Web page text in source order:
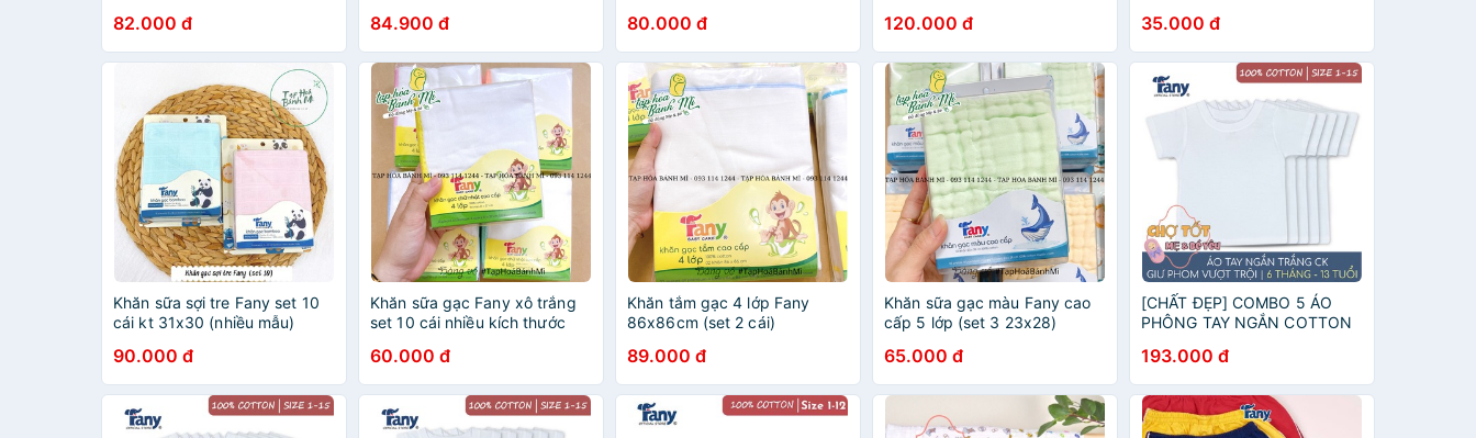
82.000 đ
bé
84.900 đ 80.000 đ 120.000 đ
tả cho bé.
35.000 đ
Khăn sữa sợi tre Fany set 10
cái kt 31x30 (nhiều mẫu)
90.000 đ
Khăn sữa gạc Fany xô trắng
set 10 cái nhiều kích thước
60.000 đ
Khăn tắm gạc 4 lớp Fany
86x86cm (set 2 cái)
89.000 đ
Khăn sữa gạc màu Fany cao
cấp 5 lớp (set 3 23x28)
65.000 đ
[CHẤT ĐẸP] COMBO 5 ÁO
PHÔNG TAY NGẮN COTTON
MÁT MỊN MỀM MẠI HIỆU
FANY
193.000 đ